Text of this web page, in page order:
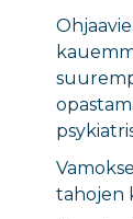
tahojen